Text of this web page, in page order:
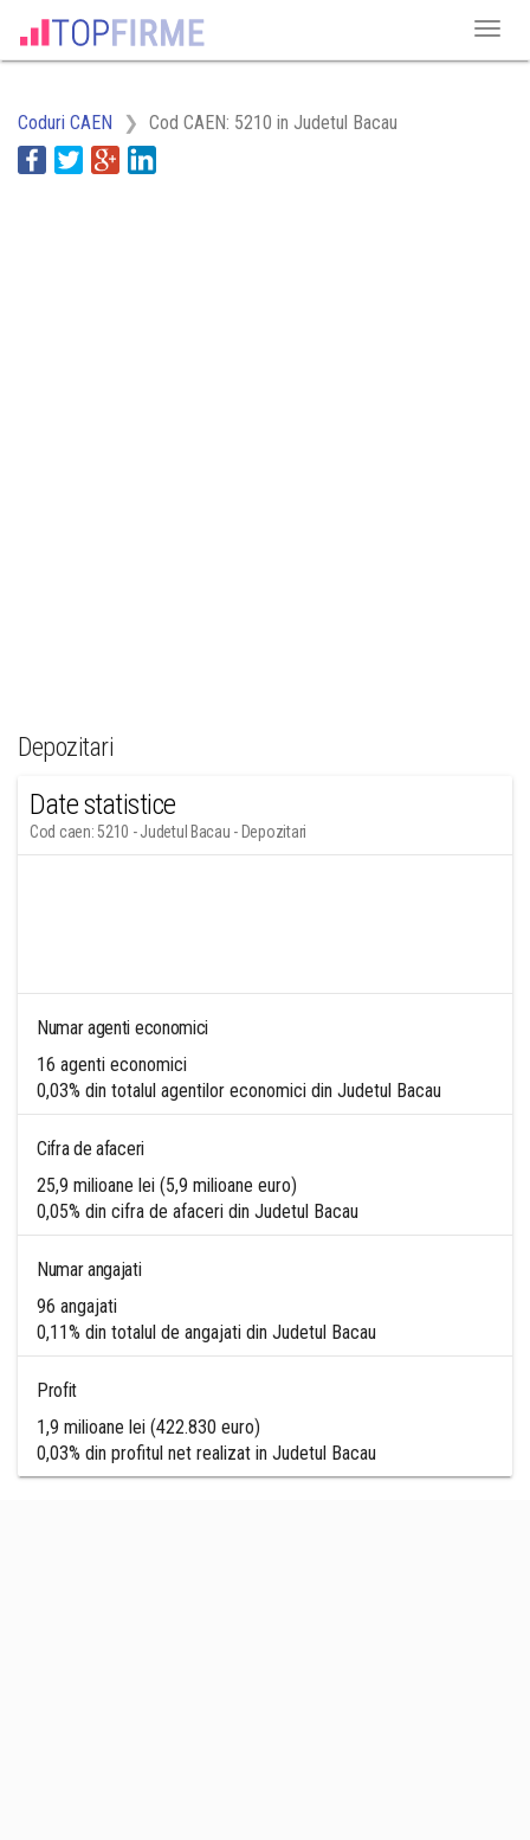
Coduri CAEN Cod CAEN: 5210 in Judetul Bacau
Depozitari
Date statistice
Cod caen: 5210 - Judetul Bacau - Depozitari
Numar agenti economici
16 agenti economici
0,03% din totalul agentilor economici din Judetul Bacau
Cifra de afaceri
25,9 milioane lei (5,9 milioane euro)
0,05% din cifra de afaceri din Judetul Bacau
Numar angajati
96 angajati
0,11% din totalul de angajati din Judetul Bacau
Profit
1,9 milioane lei (422.830 euro)
0,03% din profitul net realizat in Judetul Bacau